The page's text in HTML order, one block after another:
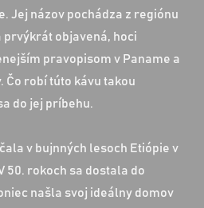
Jej názov pochádza z regiónu
prvýkrát objavená, hoci
pravopisom v Paname a
Čo robí túto kávu takou
do jej príbehu.
v bujnných lesoch Etiópie v
50. rokoch sa dostala do
našla svoj ideálny domov